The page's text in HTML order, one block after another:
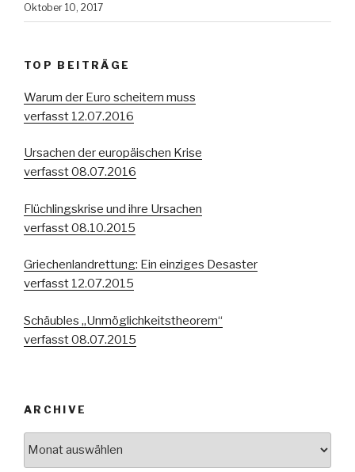
Oktober 10, 2017
TOP BEITRÄGE
Warum der Euro scheitern muss
verfasst 12.07.2016
Ursachen der europäischen Krise
verfasst 08.07.2016
Flüchlingskrise und ihre Ursachen
verfasst 08.10.2015
Griechenlandrettung: Ein einziges Desaster
verfasst 12.07.2015
Schäubles „Unmöglichkeitstheorem“
verfasst 08.07.2015
ARCHIVE